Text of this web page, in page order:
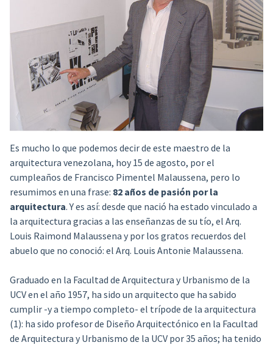
Es mucho lo que podemos decir de este maestro de la
arquitectura venezolana, hoy 15 de agosto, por el
cumpleaños de Francisco Pimentel Malaussena, pero lo
resumimos en una frase: 82 años de pasión por la
arquitectura. Y es así: desde que nació ha estado vinculado a
la arquitectura gracias a las enseñanzas de su tío, el Arq.
Louis Raimond Malaussena y por los gratos recuerdos del
abuelo que no conoció: el Arq. Louis Antonie Malaussena.
Graduado en la Facultad de Arquitectura y Urbanismo de la
UCV en el año 1957, ha sido un arquitecto que ha sabido
cumplir -y a tiempo completo- el trípode de la arquitectura
(1): ha sido profesor de Diseño Arquitectónico en la Facultad
de Arquitectura y Urbanismo de la UCV por 35 años; ha tenido